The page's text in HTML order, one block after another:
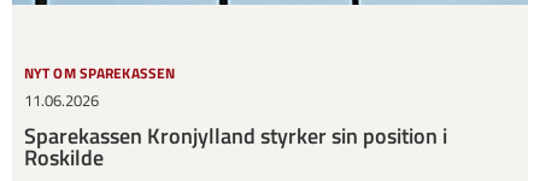
NYT OM SPAREKASSEN
11.06.2026
Sparekassen Kronjylland styrker sin position i
Roskilde